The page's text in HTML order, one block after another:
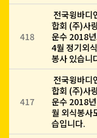
418
전국윙바디
합회 (주)사
운수 2018
4월 정기외식
봉사 있습니
417
전국윙바디
합회 (주)사
운수 2018
월 외식봉사
습입니다.